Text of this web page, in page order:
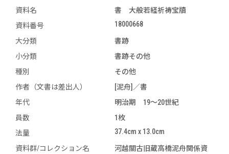
資料名
書 大般若経祈祷宝牘
資料番号
18000668
大分類
書跡
小分類
書跡その他
種別
その他
作者（文書は差出人）
[泥舟]／書
年代
明治期 19～20世紀
員数
1枚
法量
37.4cm x 13.0cm
資料群/コレクション名
河越關古旧蔵高橋泥舟関係資